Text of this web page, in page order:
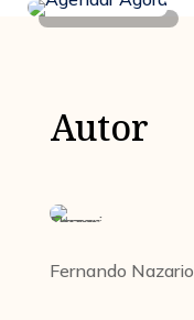
Autor
Fernando Nazario